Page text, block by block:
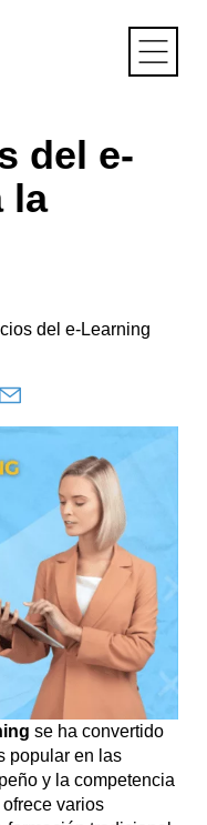
del e-
la
del e-Learning
se ha convertido
popular en las
y la competencia
varios